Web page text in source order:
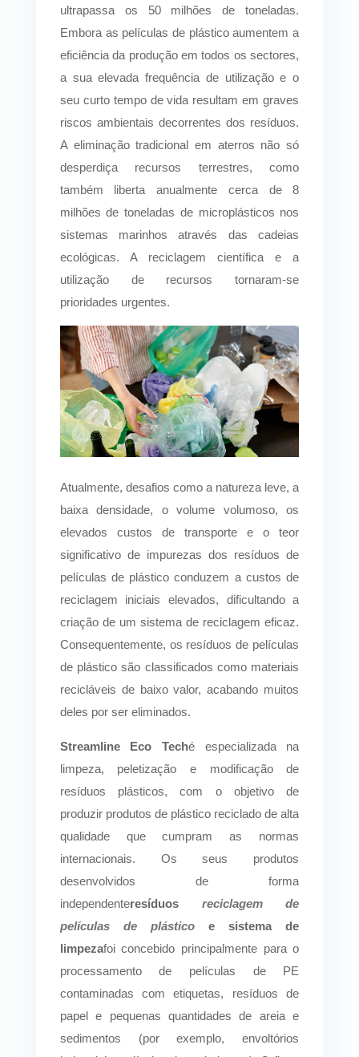
ultrapassa os 50 milhões de toneladas.
Embora as películas de plástico aumentem a
eficiência da produção em todos os sectores,
a sua elevada frequência de utilização e o
seu curto tempo de vida resultam em graves
riscos ambientais decorrentes dos resíduos.
A eliminação tradicional em aterros não só
desperdiça recursos terrestres, como
também liberta anualmente cerca de 8
milhões de toneladas de microplásticos nos
sistemas marinhos através das cadeias
ecológicas. A reciclagem científica e a
utilização de recursos tornaram-se
prioridades urgentes.
Atualmente, desafios como a natureza leve, a
baixa densidade, o volume volumoso, os
elevados custos de transporte e o teor
significativo de impurezas dos resíduos de
películas de plástico conduzem a custos de
reciclagem iniciais elevados, dificultando a
criação de um sistema de reciclagem eficaz.
Consequentemente, os resíduos de películas
de plástico são classificados como materiais
recicláveis de baixo valor, acabando muitos
deles por ser eliminados.
Streamline Eco Teché especializada na
limpeza, peletização e modificação de
resíduos plásticos, com o objetivo de
produzir produtos de plástico reciclado de alta
qualidade que cumpram as normas
internacionais. Os seus produtos
desenvolvidos de forma
independenteresíduos reciclagem de
películas de plásticoe sistema de
limpezafoi concebido principalmente para o
processamento de películas de PE
contaminadas com etiquetas, resíduos de
papel e pequenas quantidades de areia e
sedimentos (por exemplo, envoltórios